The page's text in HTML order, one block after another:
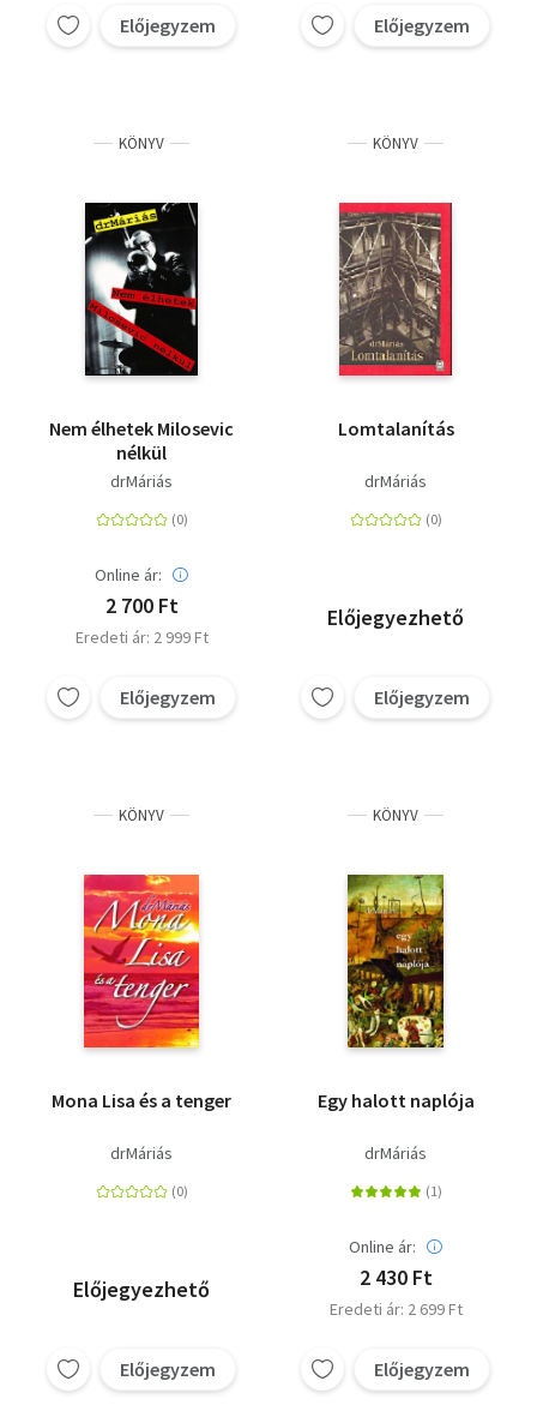
Előjegyzem Előjegyzem
KÖNYV
Nem élhetek Milosevic
nélkül
drMáriás
Online ár:
2 700 Ft
Eredeti ár: 2 999 Ft
Előjegyzem
KÖNYV
Lomtalanítás
drMáriás
Előjegyezhető
Előjegyzem
KÖNYV
Mona Lisa és a tenger
drMáriás
Előjegyezhető
Előjegyzem
KÖNYV
Egy halott naplója
drMáriás
Online ár:
2 430 Ft
Eredeti ár: 2 699 Ft
Előjegyzem